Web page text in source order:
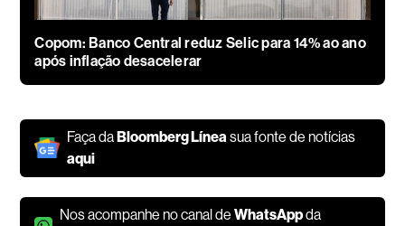
Copom: Banco Central reduz Selic para 14% ao ano
após inflação desacelerar
Faça daBloomberg Línea sua fonte de notícias
aqui
Nos acompanhe no canal deWhatsAppda